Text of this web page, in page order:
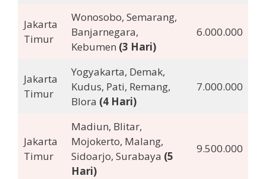
Jakarta
Timur
Wonosobo, Semarang,
Banjarnegara,
Kebumen (3 Hari)
6.000.000
Jakarta
Timur
Yogyakarta, Demak,
Kudus, Pati, Remang,
Blora (4 Hari)
7.000.000
Jakarta
Timur
Madiun, Blitar,
Mojokerto, Malang,
Sidoarjo, Surabaya (5
Hari)
9.500.000